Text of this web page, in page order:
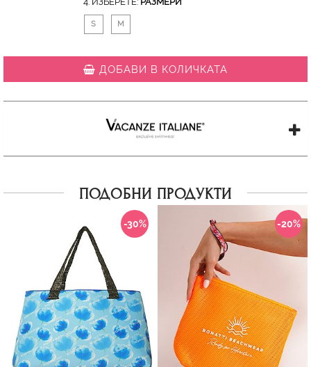
S M
ДОБАВИ В КОЛИЧКАТА
ПОДОБНИ ПРОДУКТИ
-30% -20%